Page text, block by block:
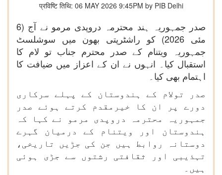
प्रविष्टि तिथि: 06 MAY 2026 9:45PM by PIB Delhi
صدر جمہوریہ ہند محترمہ دروپدی مرمو نے آج (6
مئی 2026) کو راشٹرپتی بھون میں سوشلسٹ
جمہوریہ ویتنام کے صدر محترم جناب تو لام کا
استقبال کیا۔ انہوں نے ان کے اعزاز میں ضیافت کا
اہتمام بھی کیا۔
صدر تولام کے ہندوستان کے پہلے سرکاری
دورے پر ان کا خیرمقدم کرتے ہوئے صدر
جمہوریہ محترمہ دروپدی مرمو نے کہا کہ
ہندوستان اور ویتنام کے درمیان گہرے
دوستانہ روابط ہیں جن کی جڑیں تاریخی،
تہذیبی اور ثقافتی رشتوں سے جڑی ہوئی
ہیں۔